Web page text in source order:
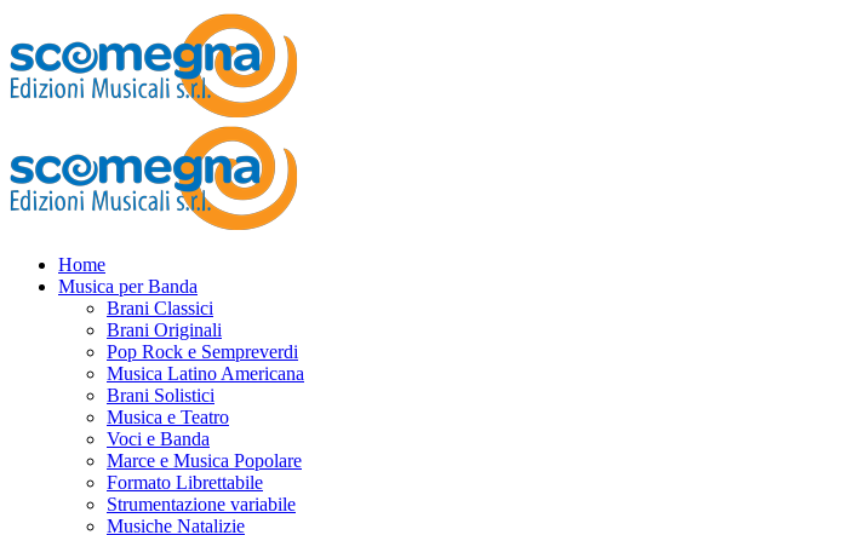
Home
Musica per Banda
Brani Classici
Brani Originali
Pop Rock e Sempreverdi
Musica Latino Americana
Brani Solistici
Musica e Teatro
Voci e Banda
Marce e Musica Popolare
Formato Librettabile
Strumentazione variabile
Musiche Natalizie